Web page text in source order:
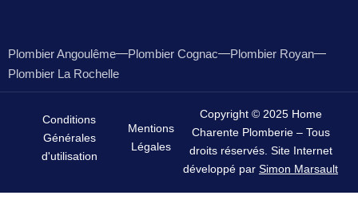
Plombier Angoulême Plombier Cognac
Plombier Royan
Plombier La Rochelle
Copyright © 2025 Home
Charente Plomberie – Tous
droits réservés. Site Internet
développé par Simon Marsault
Conditions
Générales
d'utilisation
Mentions
Légales